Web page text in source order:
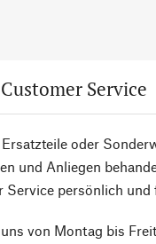
Customer Service
oder
und Anliegen
Service persönlich und
von Montag bis